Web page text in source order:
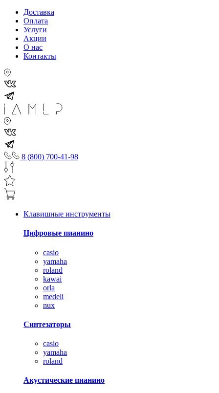
Доставка
Оплата
Услуги
Акции
О нас
Контакты
8 (800) 700-41-98
Клавишные инструменты
Цифровые пианино
casio
yamaha
roland
kawai
orla
medeli
nux
Синтезаторы
casio
yamaha
roland
Акустические пианино